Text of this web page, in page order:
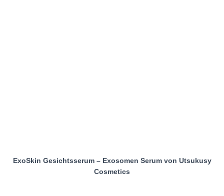
ExoSkin Gesichtsserum – Exosomen Serum von Utsukusy
Cosmetics